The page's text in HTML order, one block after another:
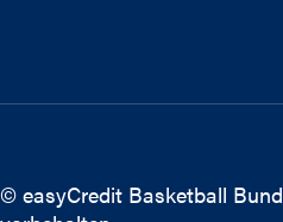
© easyCredit Basketball